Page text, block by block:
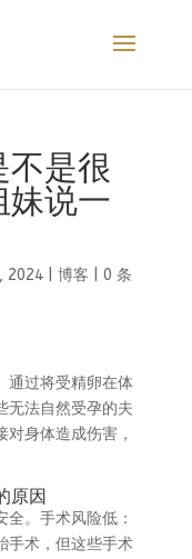
不是很
妹说一
2024| 博客
0 条
通过将受精卵在体
无法自然受孕的夫
身体造成伤害，
原因
。手术风险低：
手术，但这些手术